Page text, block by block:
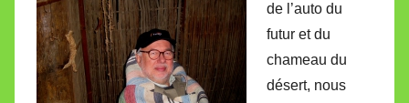
l
l
e
t
t
de l’auto du
futur et du
chameau du
désert, nous